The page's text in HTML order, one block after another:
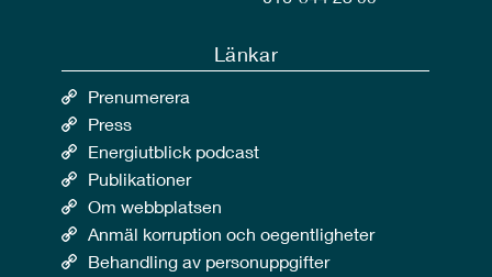
Länkar
Prenumerera
Press
Energiutblick podcast
Publikationer
Om webbplatsen
Anmäl korruption och oegentligheter
Behandling av personuppgifter